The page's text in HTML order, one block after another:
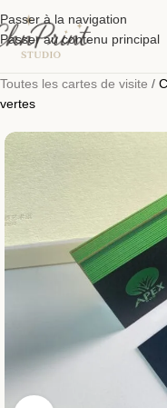
Passer à la navigation
Passer au contenu principal
Toutes les cartes de visite /
vertes